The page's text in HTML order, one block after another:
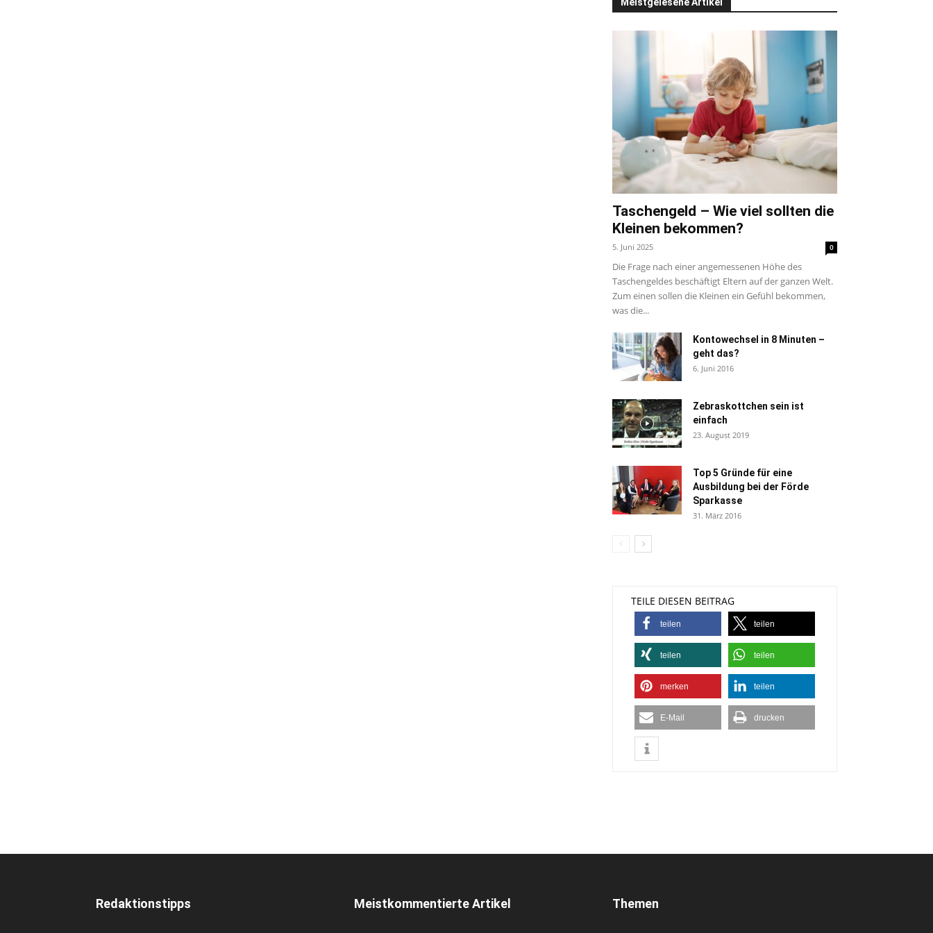
Taschengeld – Wie viel sollten die
Kleinen bekommen?
5. Juni 2025 0
Die Frage nach einer angemessenen Höhe des
Taschengeldes beschäftigt Eltern auf der ganzen Welt.
Zum einen sollen die Kleinen ein Gefühl bekommen,
was die...
Kontowechsel in 8 Minuten –
geht das?
6. Juni 2016
Zebraskottchen sein ist
einfach
23. August 2019
Top 5 Gründe für eine
Ausbildung bei der Förde
Sparkasse
31. März 2016
TEILE DIESEN BEITRAG
teilen teilen
teilen teilen
merken teilen
E-Mail drucken
Redaktionstipps Meistkommentierte Artikel Themen